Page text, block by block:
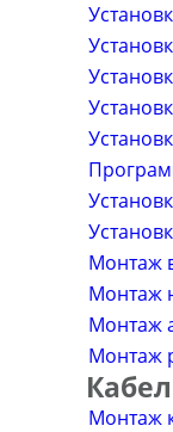
Монтаж
Монтаж
Монтаж
Монтаж
Монтаж